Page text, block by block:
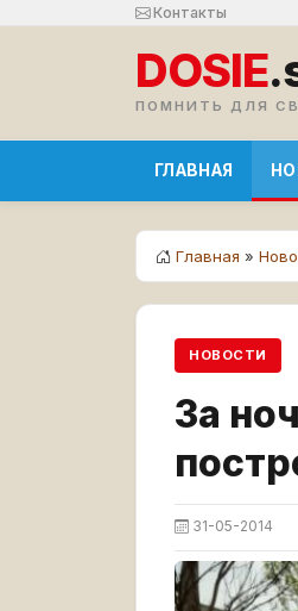
Контакты
DOSIE
ПОМНИТЬ ДЛЯ
ГЛАВНАЯ
Главная »
НОВОСТИ
За
31-05-2014